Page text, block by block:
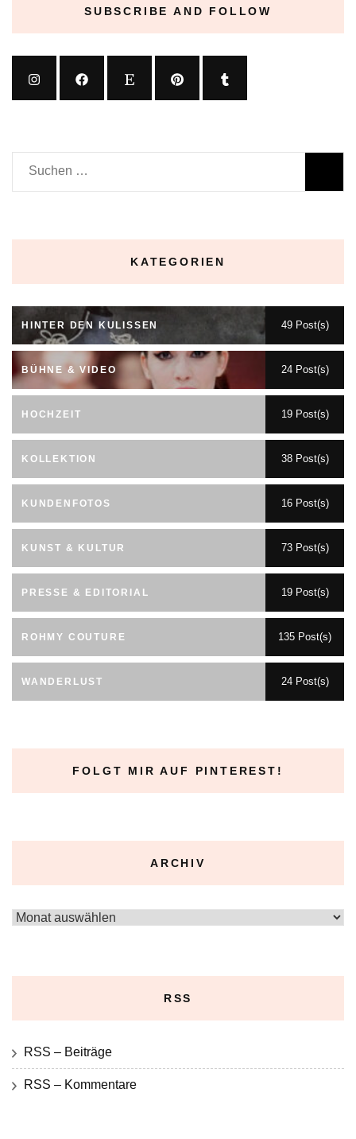
SUBSCRIBE AND FOLLOW
Suchen
nach:
KATEGORIEN
HINTER DEN KULISSEN 49 Post(s)
BÜHNE & VIDEO 24 Post(s)
HOCHZEIT 19 Post(s)
KOLLEKTION 38 Post(s)
KUNDENFOTOS 16 Post(s)
KUNST & KULTUR 73 Post(s)
PRESSE & EDITORIAL 19 Post(s)
ROHMY COUTURE 135 Post(s)
WANDERLUST 24 Post(s)
FOLGT MIR AUF PINTEREST!
ARCHIV
Archiv
RSS
RSS – Beiträge
RSS – Kommentare